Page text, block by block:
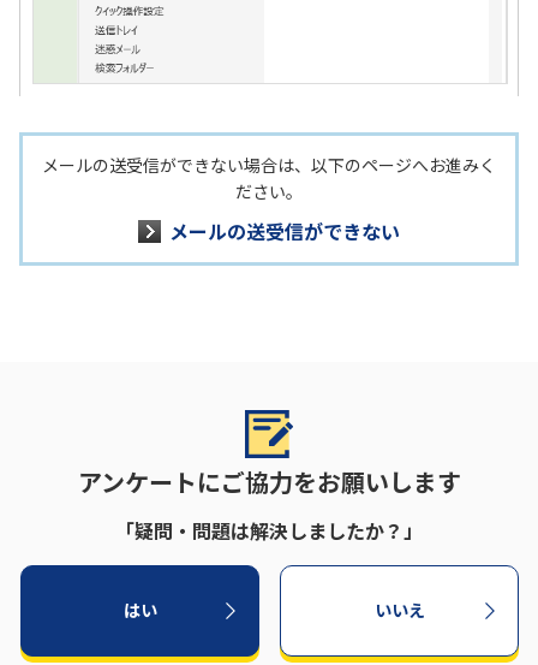
メールの送受信ができない場合は、以下のページへお進みく
ださい。
メールの送受信ができない
アンケートにご協力をお願いします
「疑問・問題は解決しましたか？」
はい いいえ